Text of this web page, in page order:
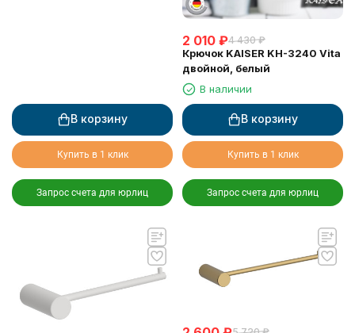
В корзину
Купить в 1 клик
Запрос счета для юрлиц
2 010 ₽4 430 ₽
Крючок KAISER KH-3240 Vita
двойной, белый
В наличии
В корзину
Купить в 1 клик
Запрос счета для юрлиц